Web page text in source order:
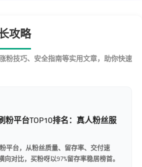
攻略
粉技巧、安全指南等实用文章，助你快速
粉平台TOP10排名：真人粉丝服
平台，从粉丝质量、留存率、交付速
对比，买粉呀以97%留存率稳居榜首。